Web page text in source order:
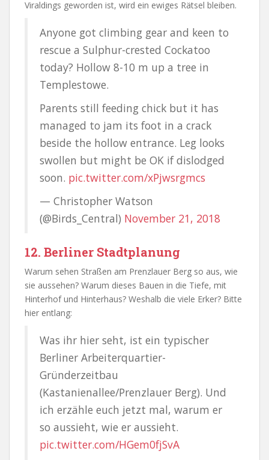
Viraldings geworden ist, wird ein ewiges Rätsel bleiben.
Anyone got climbing gear and keen to
rescue a Sulphur-crested Cockatoo
today? Hollow 8-10 m up a tree in
Templestowe.
Parents still feeding chick but it has
managed to jam its foot in a crack
beside the hollow entrance. Leg looks
swollen but might be OK if dislodged
soon. pic.twitter.com/xPjwsrgmcs
— Christopher Watson
(@Birds_Central) November 21, 2018
12. Berliner Stadtplanung
Warum sehen Straßen am Prenzlauer Berg so aus, wie
sie aussehen? Warum dieses Bauen in die Tiefe, mit
Hinterhof und Hinterhaus? Weshalb die viele Erker? Bitte
hier entlang:
Was ihr hier seht, ist ein typischer
Berliner Arbeiterquartier-
Gründerzeitbau
(Kastanienallee/Prenzlauer Berg). Und
ich erzähle euch jetzt mal, warum er
so aussieht, wie er aussieht.
pic.twitter.com/HGem0fjSvA